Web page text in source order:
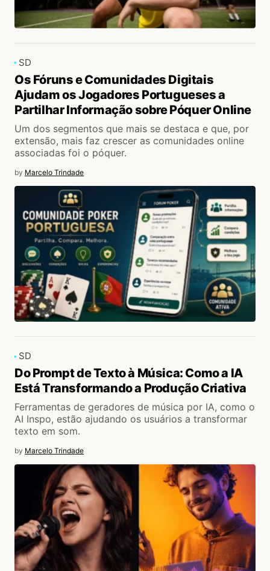
SD
Os Fóruns e Comunidades Digitais
Ajudam os Jogadores Portugueses a
Partilhar Informação sobre Póquer Online
Um dos segmentos que mais se destaca e que, por
extensão, mais faz crescer as comunidades online
associadas foi o póquer.
by Marcelo Trindade
SD
Do Prompt de Texto à Música: Como a IA
Está Transformando a Produção Criativa
Ferramentas de geradores de música por IA, como o
AI Inspo, estão ajudando os usuários a transformar
texto em som.
by Marcelo Trindade